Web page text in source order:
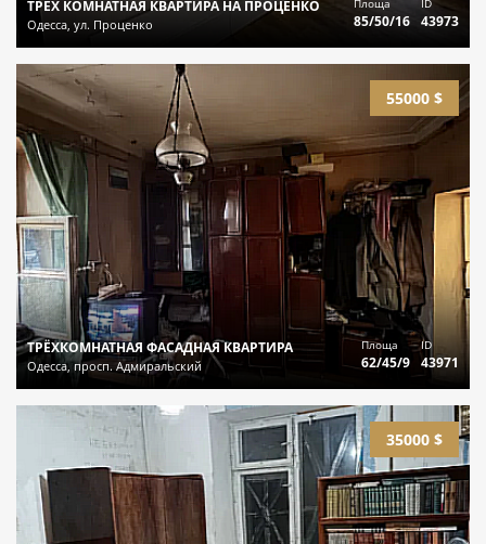
ТРЁХ КОМНАТНАЯ КВАРТИРА НА ПРОЦЕНКО
Одесса, ул. Проценко 85/50/16 43973
55000 $
ТРЁХКОМНАТНАЯ ФАСАДНАЯ КВАРТИРА
Одесса, просп. Адмиральский
Площа
62/45/9
ID
43971
35000 $